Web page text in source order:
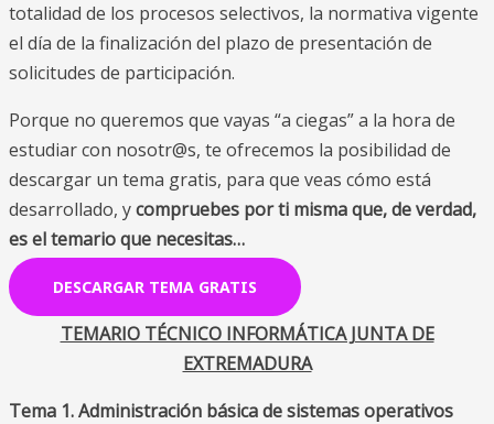
totalidad de los procesos selectivos, la normativa vigente
el día de la finalización del plazo de presentación de
solicitudes de participación.
Porque no queremos que vayas “a ciegas” a la hora de
estudiar con nosotr@s, te ofrecemos la posibilidad de
descargar un tema gratis, para que veas cómo está
desarrollado, ycompruebes por ti misma que, de verdad,
es el temario que necesitas…
DESCARGAR TEMA GRATIS
TEMARIO TÉCNICO INFORMÁTICA JUNTA DE
EXTREMADURA
Tema 1. Administración básica de sistemas operativos